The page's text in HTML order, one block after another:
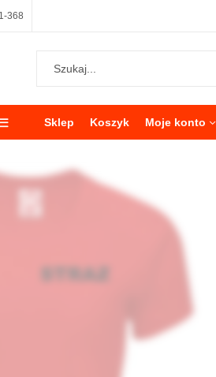
368
Sklep Koszyk Moje konto